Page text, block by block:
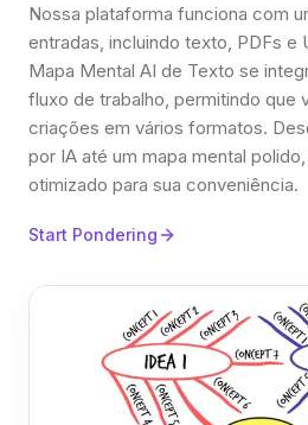
Nossa plataforma funciona com
entradas, incluindo texto, PDFs e
Mapa Mental AI de Texto se
fluxo de trabalho, permitindo que
criações em vários formatos.
por IA até um mapa mental
otimizado para sua conveniência.
Start Pondering